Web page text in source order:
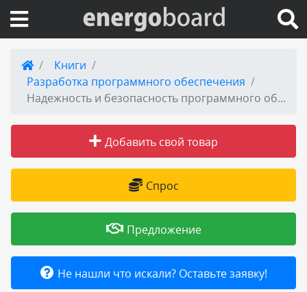
Вход на сайт
Поиск по сайту
Публикации
Справка
Товары и услуги
Добавить товар или услугу
Книги
Разработка программного обеспечения
Надежность и безопасность программного обеспечения. Учебное пособие для бакалавриата и магистратуры
Добавить свой товар
Спрос
Предложение
Не нашли что искали? Оставьте заявку!